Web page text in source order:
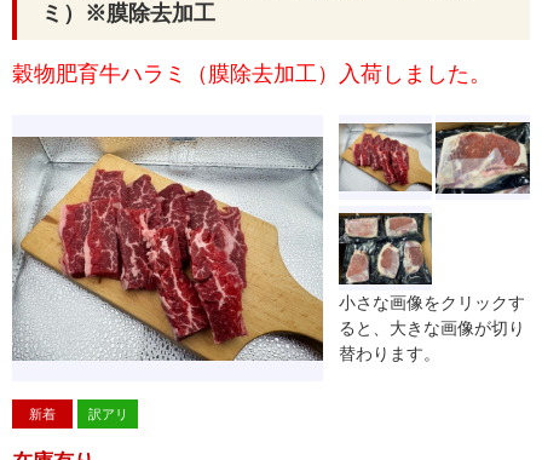
ミ）※膜除去加工
穀物肥育牛ハラミ（膜除去加工）入荷しました。
小さな画像をクリックす
ると、大きな画像が切り
替わります。
新着 訳アリ